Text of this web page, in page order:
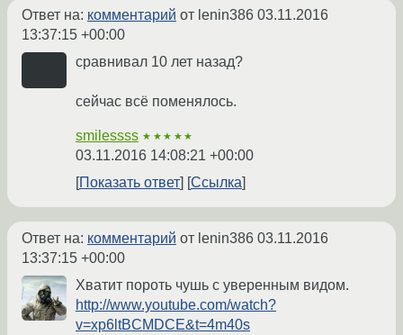
Ответ на: комментарий от lenin386 03.11.2016
13:37:15 +00:00
сравнивал 10 лет назад?
сейчас всё поменялось.
smilessss ★★★★★
03.11.2016 14:08:21 +00:00
Показать ответ
Ссылка
Ответ на: комментарий от lenin386 03.11.2016
13:37:15 +00:00
Хватит пороть чушь с уверенным видом.
http://www.youtube.com/watch?
v=xp6ltBCMDCE&t=4m40s